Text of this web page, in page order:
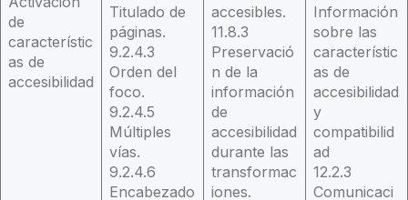
de
característic
as de
accesibilidad
Titulado de
páginas.
9.2.4.3
Orden del
foco.
9.2.4.5
Múltiples
vías.
9.2.4.6
Encabezado
accesibles.
11.8.3
Preservació
n de la
información
de
accesibilidad
durante las
transformac
iones.
Información
sobre las
característic
as de
accesibilidad
y
compatibilid
ad
12.2.3
Comunicaci